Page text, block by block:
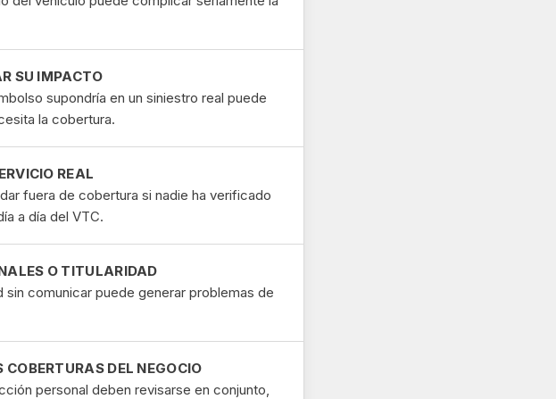
SU IMPACTO
supondría en un siniestro real puede
la cobertura.
REAL
fuera de cobertura si nadie ha verificado
a día del VTC.
O TITULARIDAD
comunicar puede generar problemas de
DEL NEGOCIO
personal deben revisarse en conjunto,